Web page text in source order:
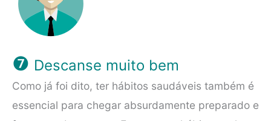
❼ Descanse muito bem
Como já foi dito, ter hábitos saudáveis também é
essencial para chegar absurdamente preparado e